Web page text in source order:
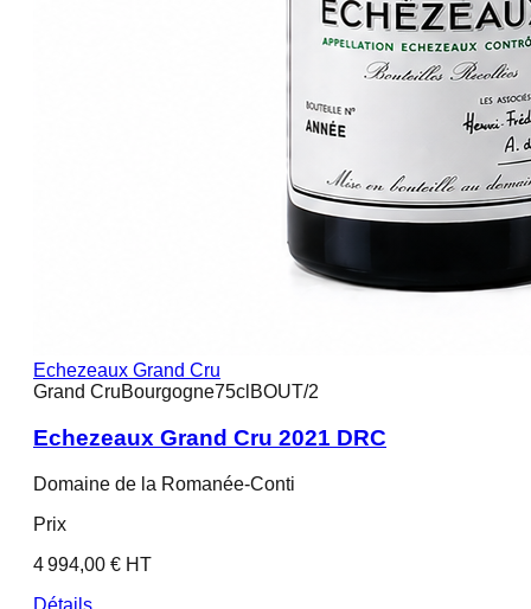
Echezeaux Grand Cru
Grand CruBourgogne75cl BOUT/2
Echezeaux Grand Cru 2021 DRC
Domaine de la Romanée-Conti
Prix
4 994,00 € HT
Détails